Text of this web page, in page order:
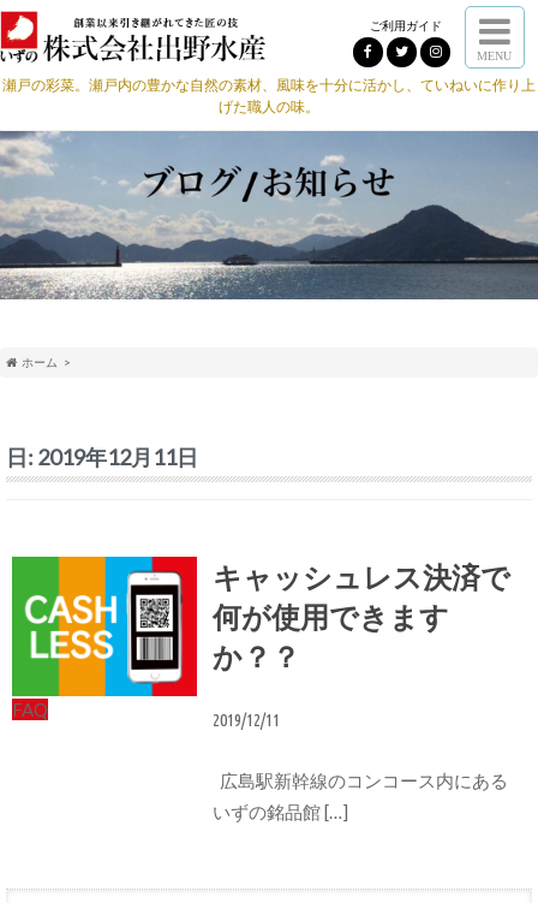
ご利用ガイド
MENU
瀬戸の彩菜。瀬戸内の豊かな自然の素材、風味を十分に活かし、ていねいに作り上
げた職人の味。
ホーム
日: 2019年12月11日
FAQ
キャッシュレス決済で
何が使用できます
か？？
2019/12/11
広島駅新幹線のコンコース内にある
いずの銘品館 […]